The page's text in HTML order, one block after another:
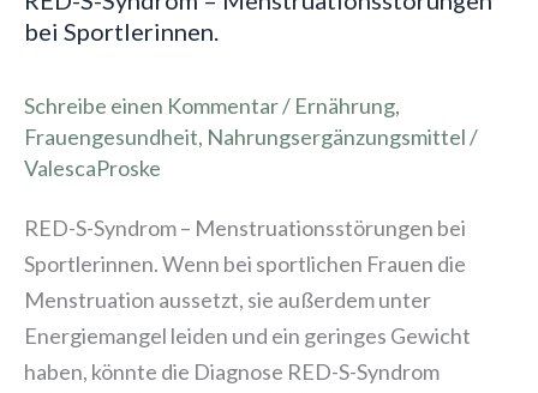
bei Sportlerinnen.
Schreibe einen Kommentar/ Ernährung,
Frauengesundheit, Nahrungsergänzungsmittel/
ValescaProske
RED-S-Syndrom – Menstruationsstörungen bei
Sportlerinnen. Wenn bei sportlichen Frauen die
Menstruation aussetzt, sie außerdem unter
Energiemangel leiden und ein geringes Gewicht
haben, könnte die Diagnose RED-S-Syndrom